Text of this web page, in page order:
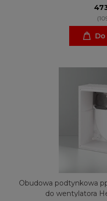
Obudowa podtynkowa
do wentylatora